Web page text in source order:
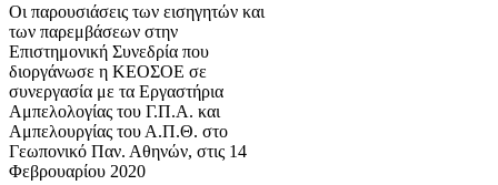
Οι παρουσιάσεις των εισηγητών και
των παρεμβάσεων στην
Επιστημονική Συνεδρία που
διοργάνωσε η ΚΕΟΣΟΕ σε
συνεργασία με τα Εργαστήρια
Αμπελολογίας του Γ.Π.Α. και
Αμπελουργίας του Α.Π.Θ. στο
Γεωπονικό Παν. Αθηνών, στις 14
Φεβρουαρίου 2020